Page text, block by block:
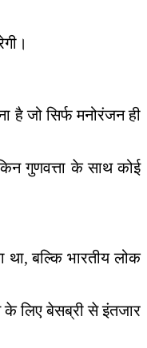
है जो सिर्फ मनोरंजन ही
गुणवत्ता के साथ कोई
बल्कि भारतीय लोक
लिए बेसब्री से इंतजार